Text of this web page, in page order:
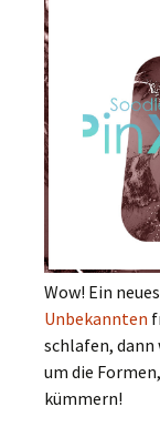
Wow! Ein
Unbekannten
schlafen, dann
um die
kümmern!